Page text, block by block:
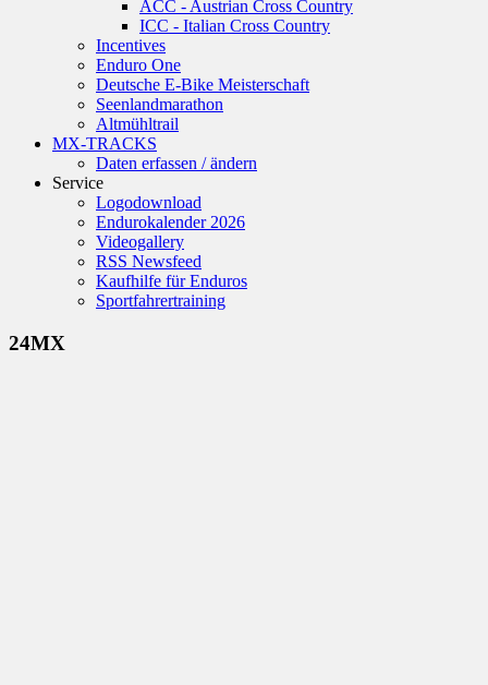
ACC - Austrian Cross Country
ICC - Italian Cross Country
Incentives
Enduro One
Deutsche E-Bike Meisterschaft
Seenlandmarathon
Altmühltrail
MX-TRACKS
Daten erfassen / ändern
Service
Logodownload
Endurokalender 2026
Videogallery
RSS Newsfeed
Kaufhilfe für Enduros
Sportfahrertraining
24MX